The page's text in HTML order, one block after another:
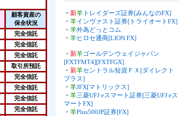
顧客資産の
保全状況
完全信託
完全信託
完全信託
取引所預託
完全信託
完全信託
完全信託
完全信託
・ 新羊 トレイダーズ証券[みんなのFX]
・ 羊インヴァスト証券[トライオートFX]
・ 羊外為どっとコム
・ 羊ヒロセ通商[LION FX]
・ 新羊ゴールデンウェイジャパン
[FXTFMT4][FXTFGX]
・ 新羊セントラル短資ＦＸ[ダイレクト
プラス]
・ 羊JFX[マトリックス]
・ 羊三菱UFJ eスマート証券[三菱UFJ eス
マートFX]
・ 羊Plus500JP証券[FX]